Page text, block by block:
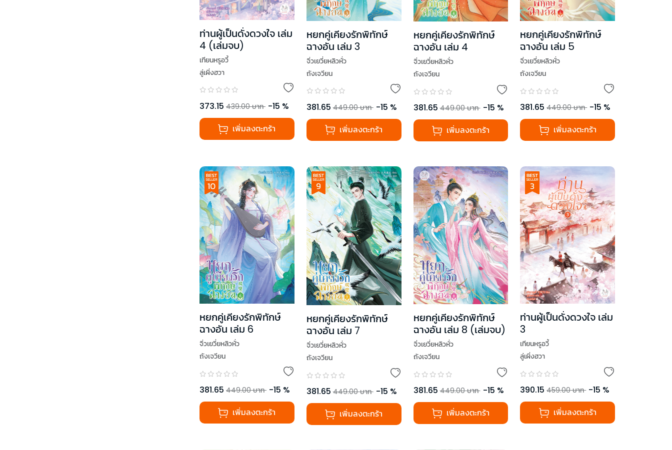
ท่านผู้เป็นดั่งดวงใจ เล่ม
4 (เล่มจบ)
เทียนหรูอวี้
ลู่เผิ่งฮวา
373.15 439.00 บาท -15 %
เพิ่มลงตะกร้า
หยกคู่เคียงรักพิทักษ์
ฉางอัน เล่ม 3
จิ่วเยวี่ยหลิวหั่ว
ถังเจวียน
381.65 449.00 บาท -15 %
เพิ่มลงตะกร้า
หยกคู่เคียงรักพิทักษ์
ฉางอัน เล่ม 4
จิ่วเยวี่ยหลิวหั่ว
ถังเจวียน
381.65 449.00 บาท -15 %
เพิ่มลงตะกร้า
หยกคู่เคียงรักพิทักษ์
ฉางอัน เล่ม 5
จิ่วเยวี่ยหลิวหั่ว
ถังเจวียน
381.65 449.00 บาท -15 %
เพิ่มลงตะกร้า
หยกคู่เคียงรักพิทักษ์
ฉางอัน เล่ม 6
จิ่วเยวี่ยหลิวหั่ว
ถังเจวียน
381.65 449.00 บาท -15 %
เพิ่มลงตะกร้า
หยกคู่เคียงรักพิทักษ์
ฉางอัน เล่ม 7
จิ่วเยวี่ยหลิวหั่ว
ถังเจวียน
381.65 449.00 บาท -15 %
เพิ่มลงตะกร้า
หยกคู่เคียงรักพิทักษ์
ฉางอัน เล่ม 8 (เล่มจบ)
จิ่วเยวี่ยหลิวหั่ว
ถังเจวียน
381.65 449.00 บาท -15 %
เพิ่มลงตะกร้า
ท่านผู้เป็นดั่งดวงใจ เล่ม
3
เทียนหรูอวี้
ลู่เผิ่งฮวา
390.15 459.00 บาท -15 %
เพิ่มลงตะกร้า